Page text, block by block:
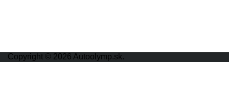
Copyright © 2026 Autoolymp.sk.